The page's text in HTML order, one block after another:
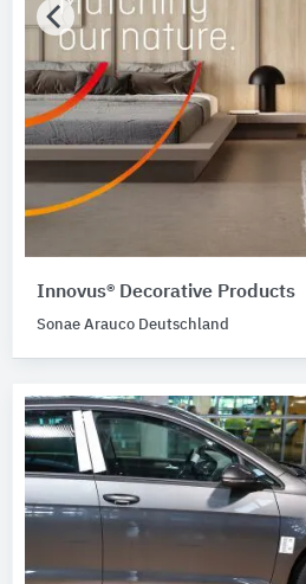
Innovus® Decorative Products
Sonae Arauco Deutschland